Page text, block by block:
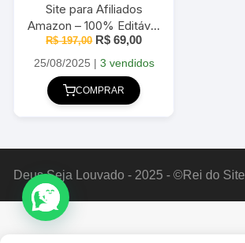
Site para Afiliados
Amazon – 100% Editável
2025
R$197,00 O
original
era:
R$ 197,00.
R$ 69,00O
atual
25/08/2025 | 3 vendidos
COMPRAR
Deus Seja Louvado - 2025 - ©Rei do Site